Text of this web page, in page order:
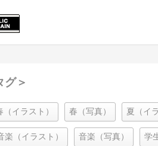
グ＞
（イラスト） 春（写真） 夏（イ
楽（イラスト） 音楽（写真） 学